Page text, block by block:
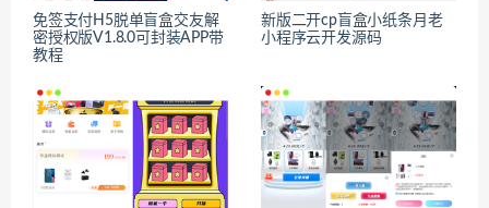
免签支付H5脱单盲盒交友解
密授权版V1.8.0可封装APP带
教程
新版二开cp盲盒小纸条月老
小程序云开发源码